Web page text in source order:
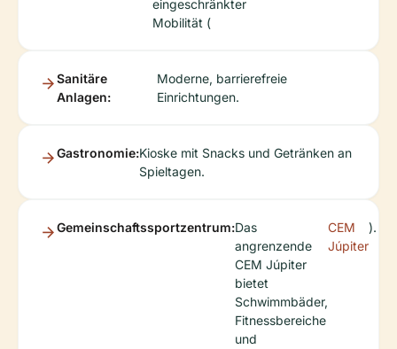
eingeschränkter
Mobilität (
Sanitäre
Anlagen:
Moderne, barrierefreie
Einrichtungen.
Gastronomie:Kioske mit Snacks und Getränken an
Spieltagen.
Gemeinschaftssportzentrum:Das
angrenzende
CEM Júpiter
bietet
Schwimmbäder,
Fitnessbereiche
und
CEM
Júpiter
).